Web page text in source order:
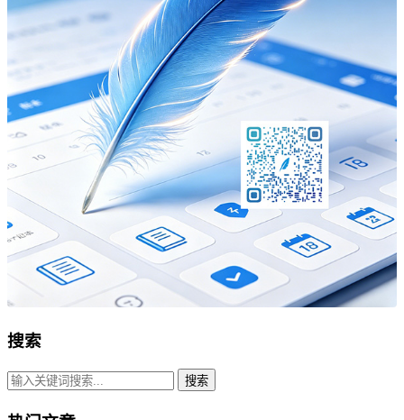
搜索
搜索